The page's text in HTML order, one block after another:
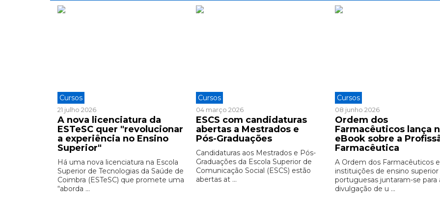
Cursos
21 julho 2026
A nova licenciatura da
ESTeSC quer "revolucionar
a experiência no Ensino
Superior"
Há uma nova licenciatura na Escola
Superior de Tecnologias da Saúde de
Coimbra (ESTeSC) que promete uma
“aborda ...
Cursos
04 março 2026
ESCS com candidaturas
abertas a Mestrados e
Pós-Graduações
Candidaturas aos Mestrados e Pós-
Graduações da Escola Superior de
Comunicação Social (ESCS) estão
abertas at ...
Cursos
08 junho 2026
Ordem dos
Farmacêuticos lança
eBook sobre a
Farmacêutica
A Ordem dos Farmacêuticos
instituições de ensino superior
portuguesas juntaram-se para
divulgação de u ...